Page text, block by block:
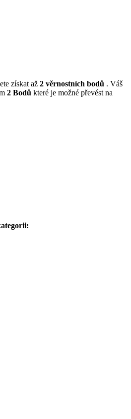
získat až 2 věrnostních bodů . Váš
2 Bodů které je možné převést na